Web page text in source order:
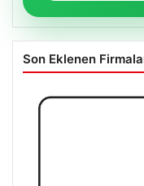
Son Eklenen